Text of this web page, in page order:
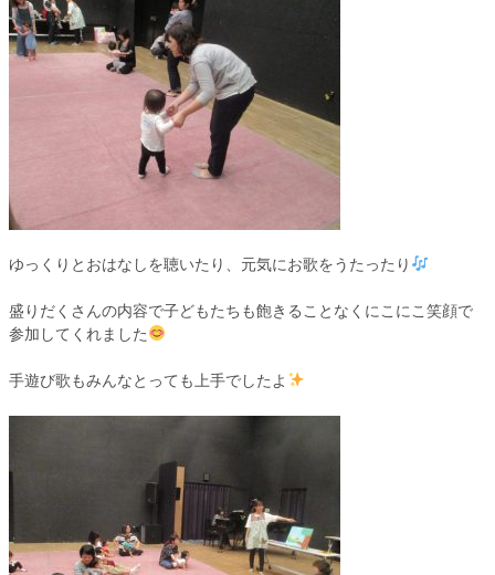
ゆっくりとおはなしを聴いたり、元気にお歌をうたったり
盛りだくさんの内容で子どもたちも飽きることなくにこにこ笑顔で
参加してくれました
手遊び歌もみんなとっても上手でしたよ